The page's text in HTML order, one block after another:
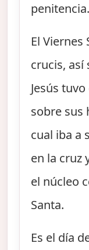
penitencia.
El Viernes
crucis, así
Jesús
sobre sus
cual iba a
en la cruz
el núcleo
Santa.
Es el día